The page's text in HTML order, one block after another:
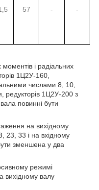
57 - -
і радіальних
1Ц2У-160,
числами 8, 10,
редукторів 1Ц2У-200 з
повинні бути
на вихідному
23, 33 і на вхідному
зменшена у два
режимі
вихідному валу